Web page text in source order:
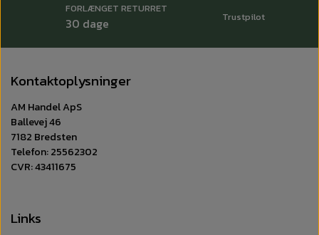
FORLÆNGET RETURRET
30 dage Trustpilot
Kontaktoplysninger
AM Handel ApS
Ballevej 46
7182 Bredsten
Telefon: 25562302
CVR: 43411675
Links